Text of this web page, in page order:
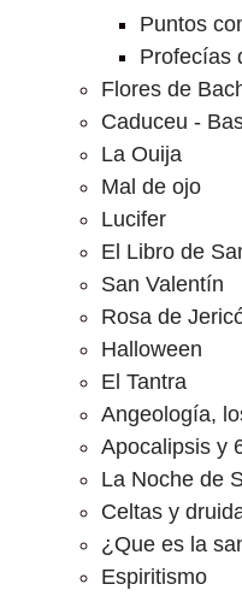
Puntos
Profecías
Flores de
Caduceu -
La Ouija
Mal de ojo
Lucifer
El Libro de
San Valentín
Rosa de
Halloween
El Tantra
Angeología,
Apocalipsis y
La Noche de
Celtas y
¿Que es la
Espiritismo